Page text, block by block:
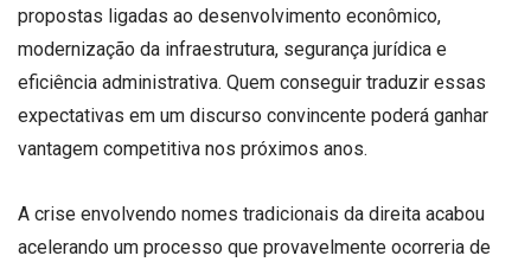
propostas ligadas ao desenvolvimento econômico,
modernização da infraestrutura, segurança jurídica e
eficiência administrativa. Quem conseguir traduzir essas
expectativas em um discurso convincente poderá ganhar
vantagem competitiva nos próximos anos.
A crise envolvendo nomes tradicionais da direita acabou
acelerando um processo que provavelmente ocorreria de